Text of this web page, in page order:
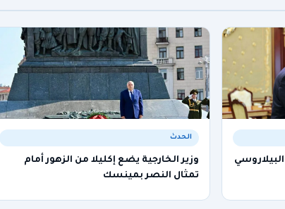
الحدث
وزير الخارجية يضع إكليلا من الزهور أمام
تمثال النصر بمينسك